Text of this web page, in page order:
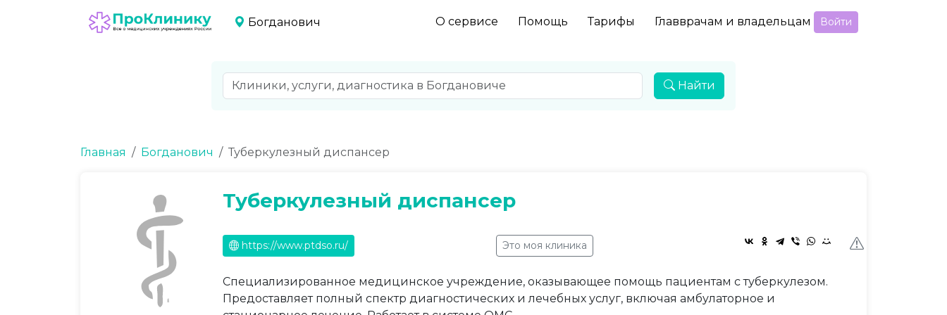
Богданович О сервисе Помощь Тарифы Главврачам и владельцам Войти
Найти
Главная Богданович Туберкулезный диспансер
Туберкулезный диспансер
https://www.ptdso.ru/ Это моя клиника
Специализированное медицинское учреждение, оказывающее помощь пациентам с туберкулезом.
Предоставляет полный спектр диагностических и лечебных услуг, включая амбулаторное и